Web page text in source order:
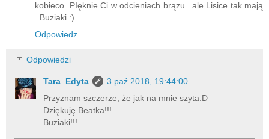
kobieco. PIęknie Ci w odcieniach brązu...ale Lisice tak mają
. Buziaki :)
Odpowiedz
Odpowiedzi
Tara_Edyta
3 paź 2018, 19:44:00
Przyznam szczerze, że jak na mnie szyta:D
Dziękuję Beatka!!!
Buziaki!!!